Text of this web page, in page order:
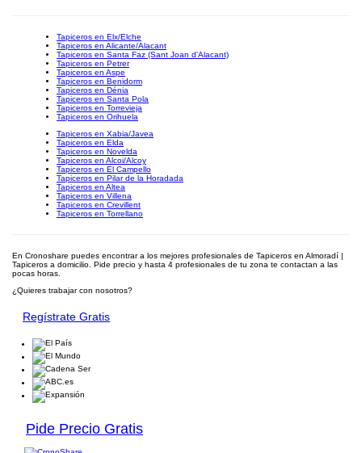
Tapiceros en Elx/Elche
Tapiceros en Alicante/Alacant
Tapiceros en Santa Faz (Sant Joan d'Alacant)
Tapiceros en Petrer
Tapiceros en Aspe
Tapiceros en Benidorm
Tapiceros en Dénia
Tapiceros en Santa Pola
Tapiceros en Torrevieja
Tapiceros en Orihuela
Tapiceros en Xabia/Javea
Tapiceros en Elda
Tapiceros en Novelda
Tapiceros en Alcoi/Alcoy
Tapiceros en El Campello
Tapiceros en Pilar de la Horadada
Tapiceros en Altea
Tapiceros en Villena
Tapiceros en Crevillent
Tapiceros en Torrellano
En Cronoshare puedes encontrar a los mejores profesionales de Tapiceros en Almoradí |
Tapiceros a domicilio. Pide precio y hasta 4 profesionales de tu zona te contactan a las
pocas horas.
¿Quieres trabajar con nosotros?
Regístrate Gratis
Pide Precio Gratis